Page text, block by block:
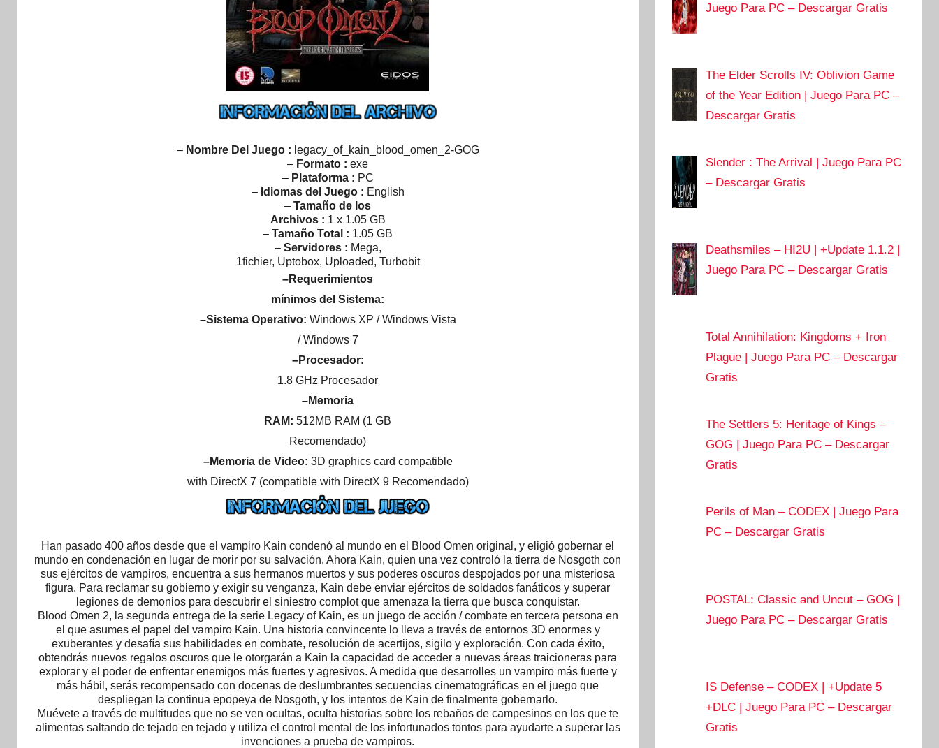
– Nombre Del Juego : legacy_of_kain_blood_omen_2-GOG
– Formato : exe
– Plataforma : PC
– Idiomas del Juego : English
–Tamaño de los
Archivos : 1 x 1.05 GB
–Tamaño Total : 1.05 GB
– Servidores : Mega,
1fichier, Uptobox, Uploaded, Turbobit
–Requerimientos
mínimos del Sistema:
–Sistema Operativo: Windows XP / Windows Vista
/ Windows 7
–Procesador:
1.8 GHz Procesador
–Memoria
RAM: 512MB RAM (1 GB
Recomendado)
–Memoria de Video: 3D graphics card compatible
with DirectX 7 (compatible with DirectX 9 Recomendado)
Han pasado 400 años desde que el vampiro Kain condenó al mundo en el Blood Omen original, y eligió gobernar el
mundo en condenación en lugar de morir por su salvación. Ahora Kain, quien una vez controló la tierra de Nosgoth con
sus ejércitos de vampiros, encuentra a sus hermanos muertos y sus poderes oscuros despojados por una misteriosa
figura. Para reclamar su gobierno y exigir su venganza, Kain debe enviar ejércitos de soldados fanáticos y superar
legiones de demonios para descubrir el siniestro complot que amenaza la tierra que busca conquistar.
Blood Omen 2, la segunda entrega de la serie Legacy of Kain, es un juego de acción / combate en tercera persona en
el que asumes el papel del vampiro Kain. Una historia convincente lo lleva a través de entornos 3D enormes y
exuberantes y desafía sus habilidades en combate, resolución de acertijos, sigilo y exploración. Con cada éxito,
obtendrás nuevos regalos oscuros que le otorgarán a Kain la capacidad de acceder a nuevas áreas traicioneras para
explorar y el poder de enfrentar enemigos más fuertes y agresivos. A medida que desarrolles un vampiro más fuerte y
más hábil, serás recompensado con docenas de deslumbrantes secuencias cinematográficas en el juego que
despliegan la continua epopeya de Nosgoth, y los intentos de Kain de finalmente gobernarlo.
Muévete a través de multitudes que no se ven ocultas, oculta historias sobre los rebaños de campesinos en los que te
alimentas saltando de tejado en tejado y utiliza el control mental de los infortunados tontos para ayudarte a superar las
invenciones a prueba de vampiros.
Juego Para PC – Descargar Gratis
The Elder Scrolls IV: Oblivion Game
of the Year Edition | Juego Para PC –
Descargar Gratis
Slender : The Arrival | Juego Para PC
– Descargar Gratis
Deathsmiles – HI2U | +Update 1.1.2 |
Juego Para PC – Descargar Gratis
Total Annihilation: Kingdoms + Iron
Plague | Juego Para PC – Descargar
Gratis
The Settlers 5: Heritage of Kings –
GOG | Juego Para PC – Descargar
Gratis
Perils of Man – CODEX | Juego Para
PC – Descargar Gratis
POSTAL: Classic and Uncut – GOG |
Juego Para PC – Descargar Gratis
IS Defense – CODEX | +Update 5
+DLC | Juego Para PC – Descargar
Gratis